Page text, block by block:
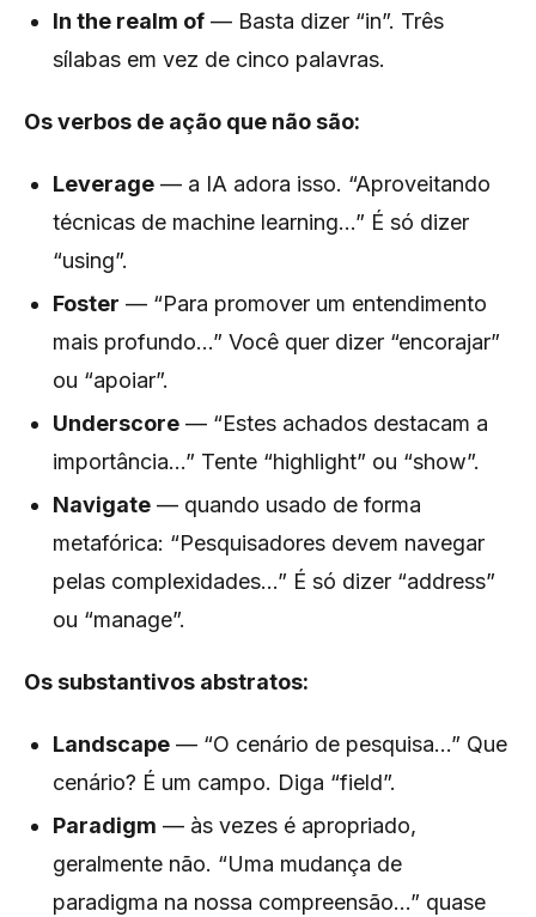
In the realm of — Basta dizer “in”. Três
sílabas em vez de cinco palavras.
Os verbos de ação que não são:
Leverage — a IA adora isso. “Aproveitando
técnicas de machine learning...” É só dizer
“using”.
Foster — “Para promover um entendimento
mais profundo...” Você quer dizer “encorajar”
ou “apoiar”.
Underscore — “Estes achados destacam a
importância...” Tente “highlight” ou “show”.
Navigate — quando usado de forma
metafórica: “Pesquisadores devem navegar
pelas complexidades...” É só dizer “address”
ou “manage”.
Os substantivos abstratos:
Landscape — “O cenário de pesquisa...” Que
cenário? É um campo. Diga “field”.
Paradigm — às vezes é apropriado,
geralmente não. “Uma mudança de
paradigma na nossa compreensão...” quase